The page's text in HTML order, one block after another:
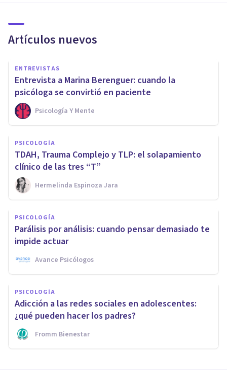
Artículos nuevos
ENTREVISTAS
Entrevista a Marina Berenguer: cuando la
psicóloga se convirtió en paciente
Psicología Y Mente
PSICOLOGÍA
TDAH, Trauma Complejo y TLP: el solapamiento
clínico de las tres “T”
Hermelinda Espinoza Jara
PSICOLOGÍA
Parálisis por análisis: cuando pensar demasiado te
impide actuar
Avance Psicólogos
PSICOLOGÍA
Adicción a las redes sociales en adolescentes:
¿qué pueden hacer los padres?
Fromm Bienestar